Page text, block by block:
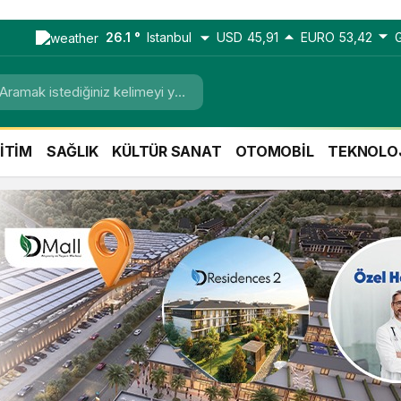
26.1 ° Istanbul USD 45,91 EURO 53,42
SAĞLIK KÜLTÜR SANAT OTOMOBİL